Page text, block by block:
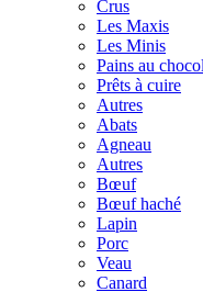
Crus
Les Maxis
Les Minis
Pains au
Prêts à cuire
Autres
Abats
Agneau
Autres
Bœuf
Bœuf haché
Lapin
Porc
Veau
Canard